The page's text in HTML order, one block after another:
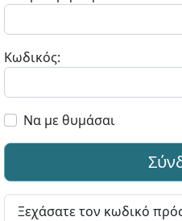
Κωδικός:
Να με θυμάσαι
Ξεχάσατε τον κωδικό